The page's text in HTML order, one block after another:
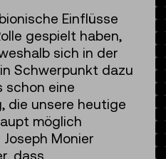
Einflüsse
gespielt haben,
sich in der
Schwerpunkt dazu
schon eine
die unsere heutige
möglich
Monier
dass